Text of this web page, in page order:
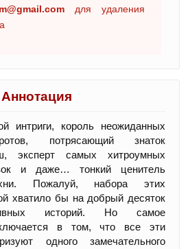
для удаления
Аннотация
интриги, король неожиданных
потрясающий знаток
эксперт самых хитроумных
и даже… тонкий ценитель
Пожалуй, набора этих
хватило бы на добрый десяток
историй. Но самое
в том, что все эти
одного замечательного